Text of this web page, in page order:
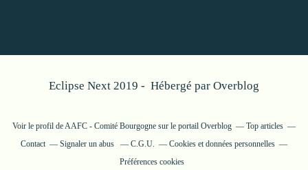
Eclipse Next 2019 - Hébergé par Overblog
Voir le profil deAAFC - Comité Bourgogne sur le portail Overblog
Top articles
Contact
Signaler un abus C.G.U.
Cookies et données personnelles
Préférences cookies